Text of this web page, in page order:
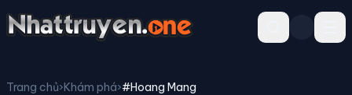
Trang chủ›Khám phá›#Hoang Mang